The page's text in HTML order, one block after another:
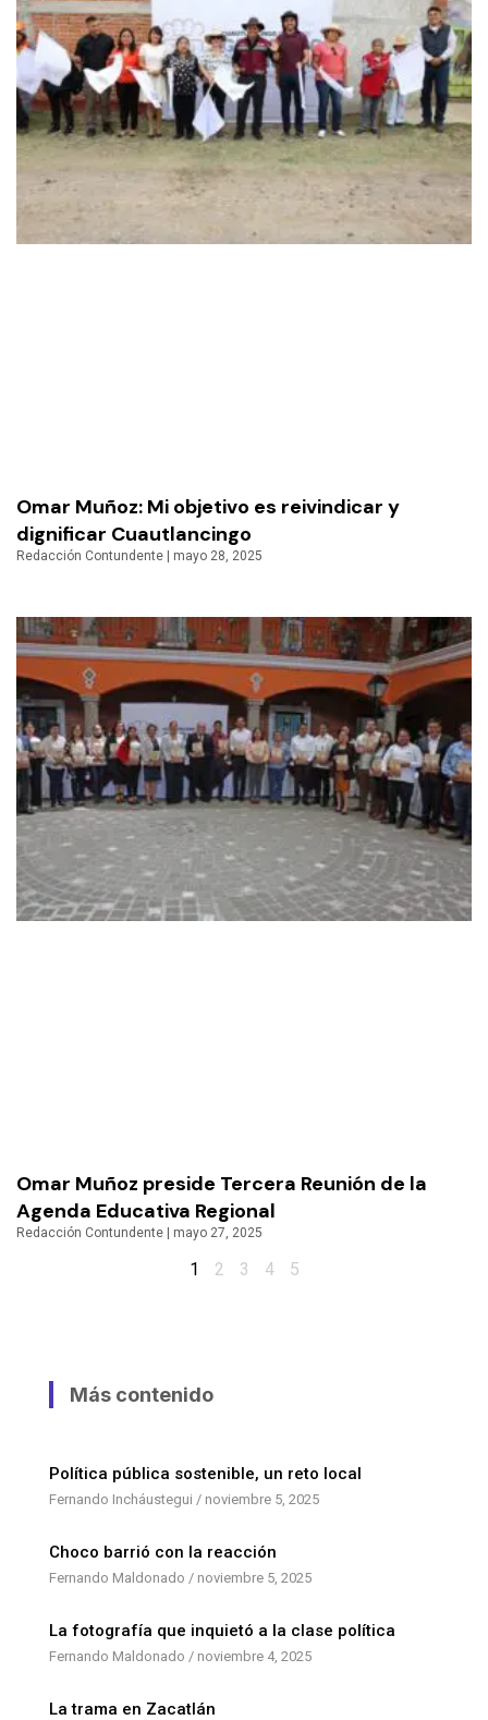
Omar Muñoz: Mi objetivo es reivindicar y
dignificar Cuautlancingo
Redacción Contundente mayo 28, 2025
Omar Muñoz preside Tercera Reunión de la
Agenda Educativa Regional
Redacción Contundente mayo 27, 2025
1 2 3 4 5
Más contenido
Política pública sostenible, un reto local
Fernando Incháustegui noviembre 5, 2025
Choco barrió con la reacción
Fernando Maldonado noviembre 5, 2025
La fotografía que inquietó a la clase política
Fernando Maldonado noviembre 4, 2025
La trama en Zacatlán